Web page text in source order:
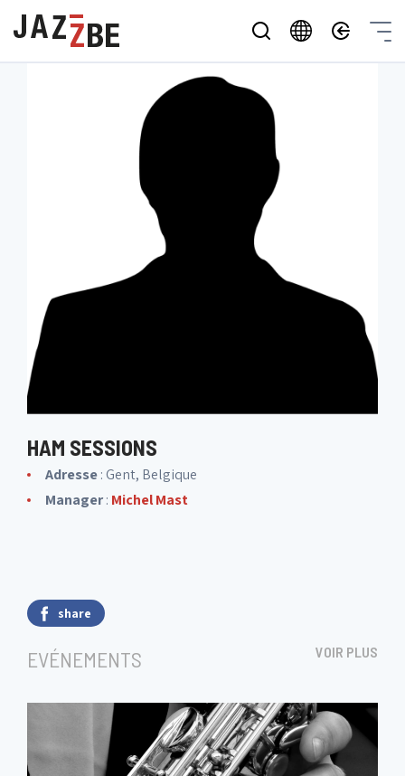
HAM SESSIONS
Adresse: Gent, Belgique
Manager: Michel Mast
share
EVÉNEMENTS VOIR PLUS